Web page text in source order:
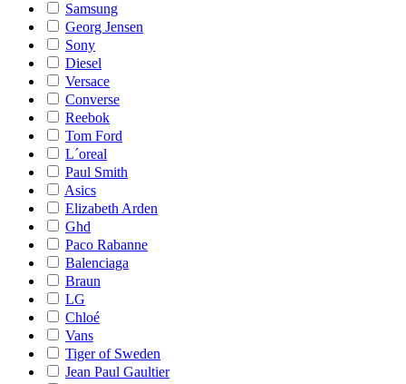
Samsung
Georg Jensen
Sony
Diesel
Versace
Converse
Reebok
Tom Ford
L´oreal
Paul Smith
Asics
Elizabeth Arden
Ghd
Paco Rabanne
Balenciaga
Braun
LG
Chloé
Vans
Tiger of Sweden
Jean Paul Gaultier